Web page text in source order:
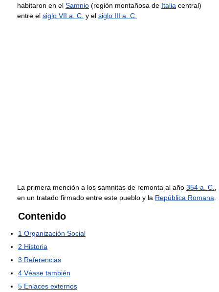
habitaron en el Samnio (región montañosa de Italia central)
entre el siglo VII a. C. y el siglo III a. C.
La primera mención a los samnitas de remonta al año 354 a. C.
en un tratado firmado entre este pueblo y la República Romana
Contenido
1 Organización Social
2 Historia
3 Referencias
4 Véase también
5 Enlaces externos